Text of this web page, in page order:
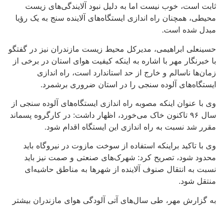
ثابت است، خوب نیست اما به دلیل نبود آلایندگی‌های زیست
محیطی، همچنان راه اندازی ایستگاه‌های آلاینده سنج به یک رؤیا
مبدل شده است.
حسینعلی ابراهیمی، مدیرکل محیط زیست مازندران نیز در گفتگو
با خبرنگار مهر با اشاره به اینکه کیفیت هوای استان در برخی از
زمان‌ها ناسالم و خارج از حد استاندارد است، راه اندازی
ایستگاه‌های آلوده سنجی را در استان ضروری برشمرد.
وی با عنوان اینکه مصوبه راه اندازی ایستگاه‌های آلوده سنجی از
سال ۹۶ تاکنون خاک می‌خورد، اظهار داشت: در کارگروه پسماند
مقرر شد نسبت به راه اندازی این ایستگاه اقدام شود.
وی با تاکید براینکه استفاده از سوخت مازوت در نیروگاه باید
محدود شود، تصریح کرد: شهرک‌های صنعتی و صمت نیز باید
نسبت به انتقال صنوف آلاینده از شهرها به مناطق حاشیه‌ای
منتقل شود.
به گزارش مهر، طی سال‌های آتی آلودگی هوای مازندران بیشتر